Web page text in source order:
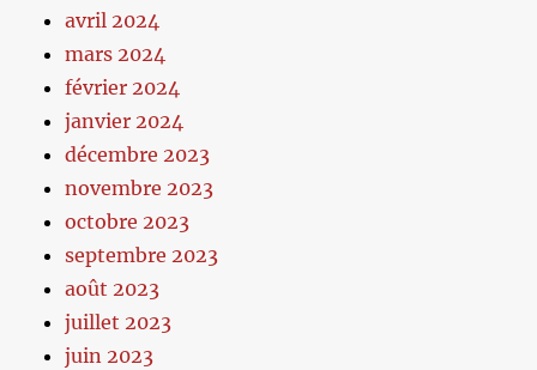
avril 2024
mars 2024
février 2024
janvier 2024
décembre 2023
novembre 2023
octobre 2023
septembre 2023
août 2023
juillet 2023
juin 2023